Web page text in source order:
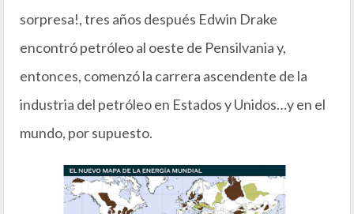
sorpresa!, tres años después Edwin Drake
encontró petróleo al oeste de Pensilvania y,
entonces, comenzó la carrera ascendente de la
industria del petróleo en Estados y Unidos…y en el
mundo, por supuesto.